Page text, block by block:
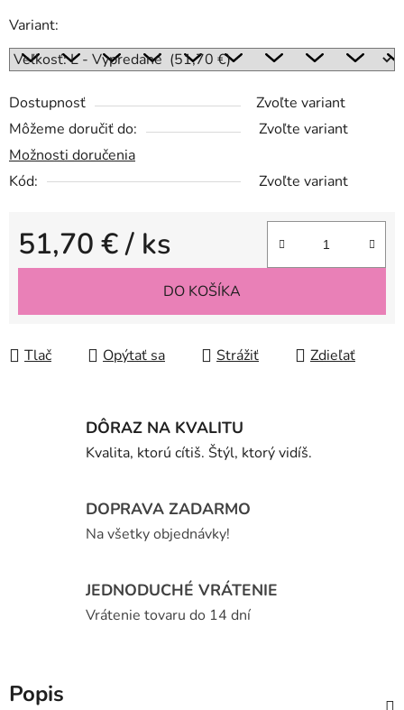
Variant:
Dostupnosť
Zvoľte variant
Môžeme doručiť do:
Zvoľte variant
Možnosti doručenia
Kód:
Zvoľte variant
51,70 €/ ks
Jednotková cena:
DO KOŠÍKA
Tlač Opýtať sa Strážiť Zdieľať
DÔRAZ NA KVALITU
Kvalita, ktorú cítiš. Štýl, ktorý vidíš.
DOPRAVA ZADARMO
Na všetky objednávky!
JEDNODUCHÉ VRÁTENIE
Vrátenie tovaru do 14 dní
Popis